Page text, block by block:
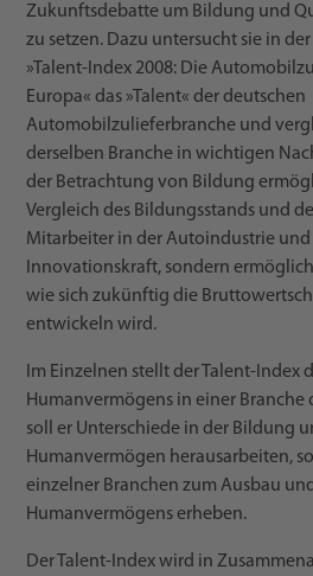
Zukunftsdebatte um Bildung und
zu setzen. Dazu untersucht sie in
»Talent-Index 2008: Die
Europa« das »Talent« der deutschen
Automobilzulieferbranche und
derselben Branche in wichtigen
der Betrachtung von Bildung
Vergleich des Bildungsstands und
Mitarbeiter in der Autoindustrie
Innovationskraft, sondern
wie sich zukünftig die
entwickeln wird.
Im Einzelnen stellt der Talent-Index
Humanvermögens in einer Branche
soll er Unterschiede in der Bildung
Humanvermögen herausarbeiten,
einzelner Branchen zum Ausbau
Humanvermögens erheben.
Der Talent-Index wird in